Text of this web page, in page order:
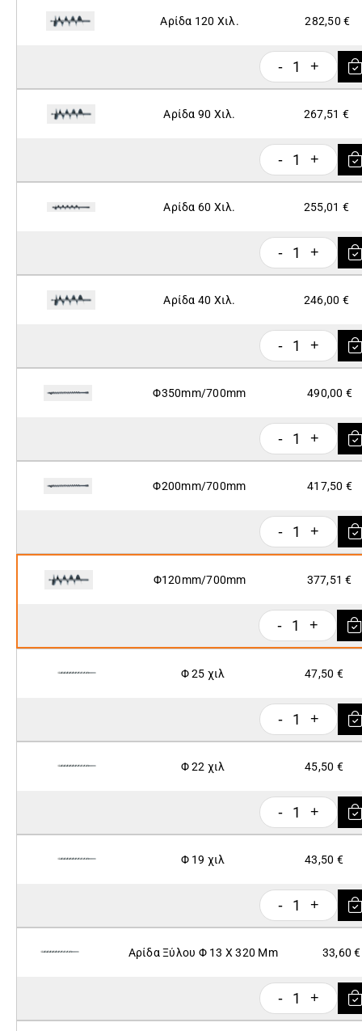
Αρίδα 120 Χιλ. 282,50 €
- 1 +
Αρίδα 90 Χιλ. 267,51 €
- 1 +
Αρίδα 60 Χιλ. 255,01 €
- 1 +
Αρίδα 40 Χιλ. 246,00 €
- 1 +
Φ350mm/700mm 490,00 €
- 1 +
Φ200mm/700mm 417,50 €
- 1 +
Φ120mm/700mm 377,51 €
- 1 +
Φ 25 χιλ 47,50 €
- 1 +
Φ 22 χιλ 45,50 €
- 1 +
Φ 19 χιλ 43,50 €
- 1 +
Αρίδα Ξύλου Φ 13 X 320 Mm 33,60 €
- 1 +